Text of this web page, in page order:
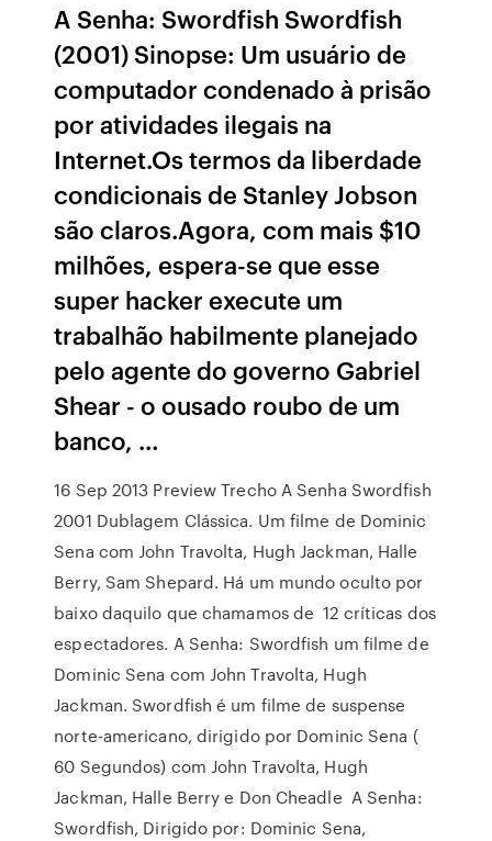
A Senha: Swordfish Swordfish
(2001) Sinopse: Um usuário de
computador condenado à prisão
por atividades ilegais na
Internet.Os termos da liberdade
condicionais de Stanley Jobson
são claros.Agora, com mais $10
milhões, espera-se que esse
super hacker execute um
trabalhão habilmente planejado
pelo agente do governo Gabriel
Shear - o ousado roubo de um
banco, …
16 Sep 2013 Preview Trecho A Senha Swordfish
2001 Dublagem Clássica. Um filme de Dominic
Sena com John Travolta, Hugh Jackman, Halle
Berry, Sam Shepard. Há um mundo oculto por
baixo daquilo que chamamos de 12 críticas dos
espectadores. A Senha: Swordfish um filme de
Dominic Sena com John Travolta, Hugh
Jackman. Swordfish é um filme de suspense
norte-americano, dirigido por Dominic Sena (
60 Segundos) com John Travolta, Hugh
Jackman, Halle Berry e Don Cheadle A Senha:
Swordfish, Dirigido por: Dominic Sena,